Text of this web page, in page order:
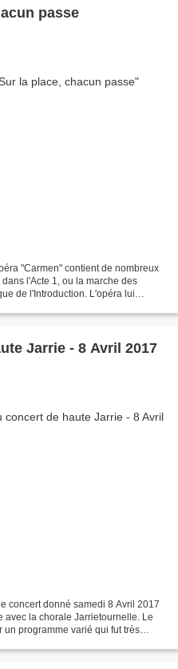
passe
"Carmen" contient de nombreux
l'Acte 1, ou la marche des
de l'Introduction. L'opéra lui
Jarrie - 8 Avril 2017
concert donné samedi 8 Avril 2017
avec la chorale Jarrietournelle. Le
programme varié qui fut très